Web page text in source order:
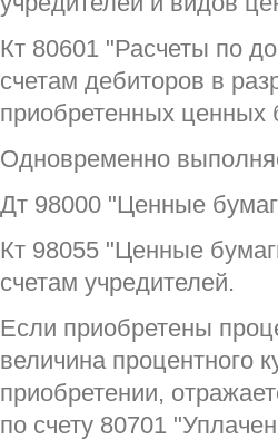
Кт 80601 "Расчеты по
счетам дебиторов в
приобретенных ценных
Одновременно
Дт 98000 "Ценные
Кт 98055 "Ценные
счетам учредителей.
Если приобретены
величина процентного
приобретении,
по счету 80701